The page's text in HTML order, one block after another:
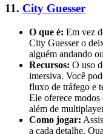
11. City Guesser
O que é: Em vez
City Guesser o
alguém andando
Recursos: O uso
imersiva. Você
fluxo de tráfego e
Ele oferece
além de
Como jogar:
a cada detalhe.